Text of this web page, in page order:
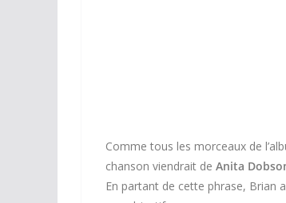
Comme tous les morceaux de
chanson viendrait de Anita
En partant de cette phrase, Brian